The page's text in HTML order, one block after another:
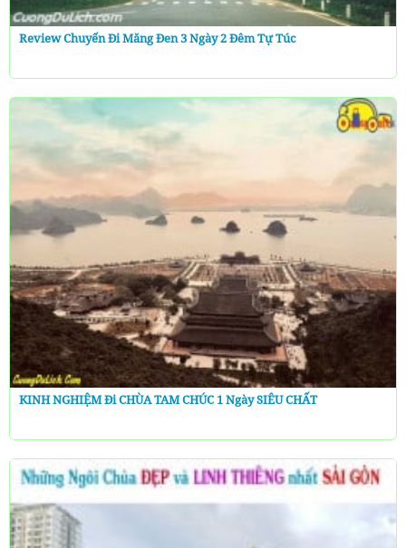
Review Chuyến Đi Măng Đen 3 Ngày 2 Đêm Tự Túc
KINH NGHIỆM Đi CHÙA TAM CHÚC 1 Ngày SIÊU CHẤT